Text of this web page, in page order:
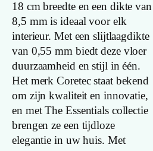
18 cm breedte en een dikte van
8,5 mm is ideaal voor elk
interieur. Met een slijtlaagdikte
van 0,55 mm biedt deze vloer
duurzaamheid en stijl in één.
Het merk Coretec staat bekend
om zijn kwaliteit en innovatie,
en met The Essentials collectie
brengen ze een tijdloze
elegantie in uw huis. Met